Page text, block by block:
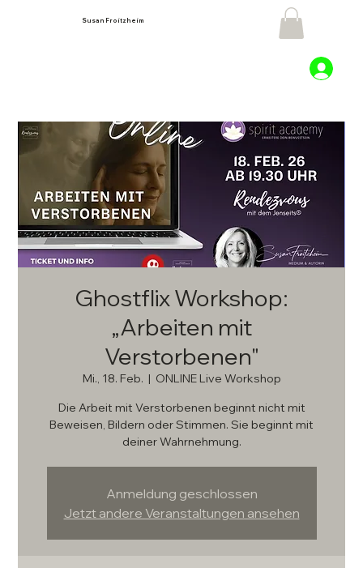
Susan Froitzheim
Ghostflix Workshop:
„Arbeiten mit
Verstorbenen"
Mi., 18. Feb.
  |
ONLINE Live Workshop
Die Arbeit mit Verstorbenen beginnt nicht mit
Beweisen, Bildern oder Stimmen. Sie beginnt mit
deiner Wahrnehmung.
Anmeldung geschlossen
Jetzt andere Veranstaltungen ansehen